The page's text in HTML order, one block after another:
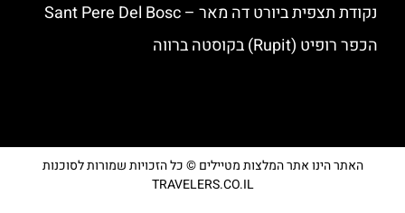
נקודת תצפית ביורט דה מאר – Sant Pere Del Bosc
הכפר רופיט (Rupit) בקוסטה ברווה
האתר הינו אתר המלצות מטיילים © כל הזכויות שמורות לסוכנות
TRAVELERS.CO.IL